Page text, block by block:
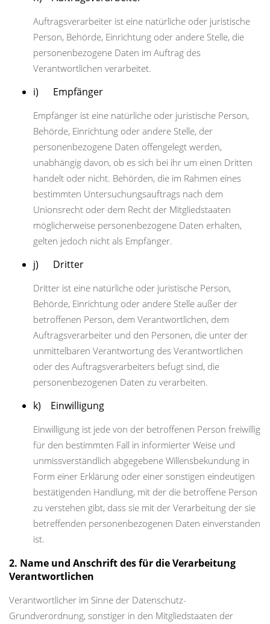
Auftragsverarbeiter ist eine natürliche oder juristische
Person, Behörde, Einrichtung oder andere Stelle, die
personenbezogene Daten im Auftrag des
Verantwortlichen verarbeitet.
i) Empfänger
Empfänger ist eine natürliche oder juristische Person,
Behörde, Einrichtung oder andere Stelle, der
personenbezogene Daten offengelegt werden,
unabhängig davon, ob es sich bei ihr um einen Dritten
handelt oder nicht. Behörden, die im Rahmen eines
bestimmten Untersuchungsauftrags nach dem
Unionsrecht oder dem Recht der Mitgliedstaaten
möglicherweise personenbezogene Daten erhalten,
gelten jedoch nicht als Empfänger.
j) Dritter
Dritter ist eine natürliche oder juristische Person,
Behörde, Einrichtung oder andere Stelle außer der
betroffenen Person, dem Verantwortlichen, dem
Auftragsverarbeiter und den Personen, die unter der
unmittelbaren Verantwortung des Verantwortlichen
oder des Auftragsverarbeiters befugt sind, die
personenbezogenen Daten zu verarbeiten.
k) Einwilligung
Einwilligung ist jede von der betroffenen Person freiwillig
für den bestimmten Fall in informierter Weise und
unmissverständlich abgegebene Willensbekundung in
Form einer Erklärung oder einer sonstigen eindeutigen
bestätigenden Handlung, mit der die betroffene Person
zu verstehen gibt, dass sie mit der Verarbeitung der sie
betreffenden personenbezogenen Daten einverstanden
ist.
2. Name und Anschrift des für die Verarbeitung
Verantwortlichen
Verantwortlicher im Sinne der Datenschutz-
Grundverordnung, sonstiger in den Mitgliedstaaten der